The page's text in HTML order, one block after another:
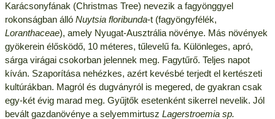
Karácsonyfának (Christmas Tree) nevezik a fagyönggyel
rokonságban álló Nuytsia floribunda-t (fagyöngyfélék,
Loranthaceae), amely Nyugat-Ausztrália növénye. Más növények
gyökerein élősködő, 10 méteres, tűlevelű fa. Különleges, apró,
sárga virágai csokorban jelennek meg. Fagytűrő. Teljes napot
kíván. Szaporítása nehézkes, azért kevésbé terjedt el kertészeti
kultúrákban. Magról és dugványról is megered, de gyakran csak
egy-két évig marad meg. Gyűjtők esetenként sikerrel nevelik. Jól
bevált gazdanövénye a selyemmirtusz Lagerstroemia sp.